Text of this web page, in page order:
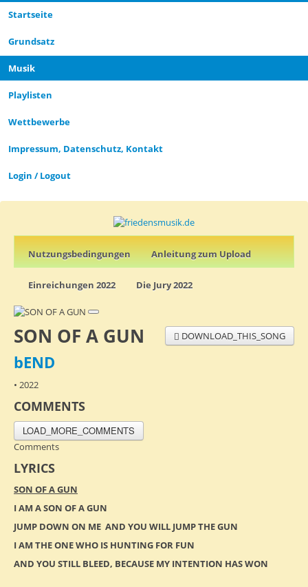
Startseite
Grund­satz­
Musik
Playlisten
Wettbewerbe
Impressum, Datenschutz, Kontakt
Login / Logout
Nutz­ungs­­­bedin­g­­ungen Anleitung zum Upload
Einreichungen 2022 Die Jury 2022
DOWNLOAD_THIS_SONG
SON OF A GUN
bEND
• 2022
COMMENTS
LOAD_MORE_COMMENTS
Comments
LYRICS
SON OF A GUN
I AM A SON OF A GUN
JUMP DOWN ON ME AND YOU WILL JUMP THE GUN
I AM THE ONE WHO IS HUNTING FOR FUN
AND YOU STILL BLEED, BECAUSE MY INTENTION HAS WON